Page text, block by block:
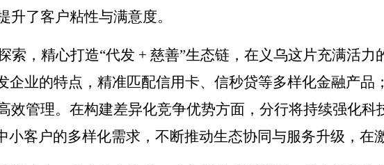
升了客户粘性与满意度。
索，精心打造“代发 + 慈善”生态链，在义乌这片充满活
企业的特点，精准匹配信用卡、信秒贷等多样化金融产品
管理。在构建差异化竞争优势方面，分行将持续强化科
客户的多样化需求，不断推动生态协同与服务升级，在